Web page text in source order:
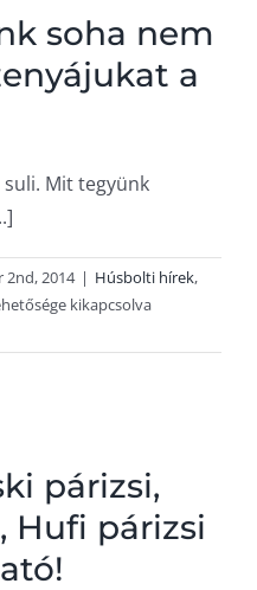
soha nem
a
Mit tegyünk
2nd, 2014 | Húsbolti hírek,
kikapcsolva
párizsi,
Hufi párizsi